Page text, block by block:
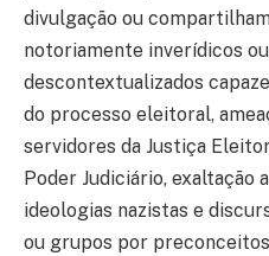
divulgação ou
notoriamente inverídicos
descontextualizados
do processo eleitoral,
servidores da Justiça
Poder Judiciário, exaltação
ideologias nazistas e
ou grupos por